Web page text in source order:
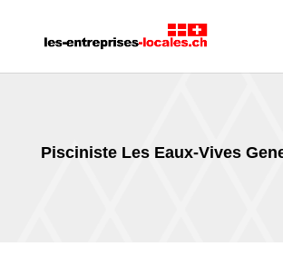
Pisciniste Les Eaux-Vives